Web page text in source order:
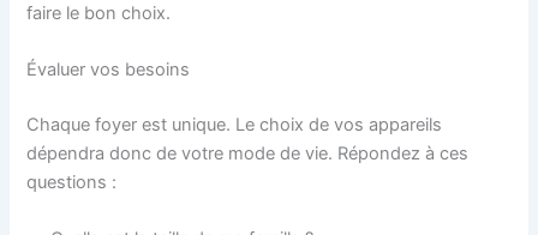
faire le bon choix.
Évaluer vos besoins
Chaque foyer est unique. Le choix de vos appareils
dépendra donc de votre mode de vie. Répondez à ces
questions :